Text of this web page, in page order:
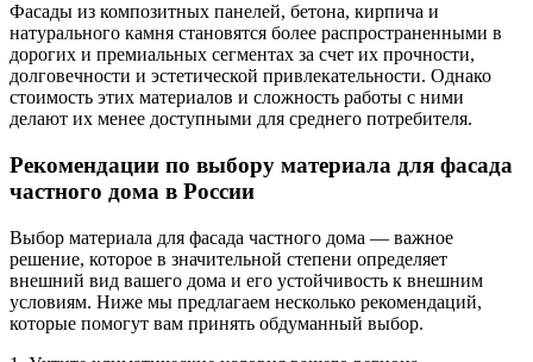
Фасады из композитных панелей, бетона, кирпича и
натурального камня становятся более распространенными в
дорогих и премиальных сегментах за счет их прочности,
долговечности и эстетической привлекательности. Однако
стоимость этих материалов и сложность работы с ними
делают их менее доступными для среднего потребителя.
Рекомендации по выбору материала для фасада
частного дома в России
Выбор материала для фасада частного дома — важное
решение, которое в значительной степени определяет
внешний вид вашего дома и его устойчивость к внешним
условиям. Ниже мы предлагаем несколько рекомендаций,
которые помогут вам принять обдуманный выбор.